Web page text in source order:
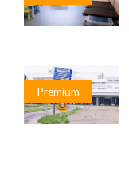
Premium